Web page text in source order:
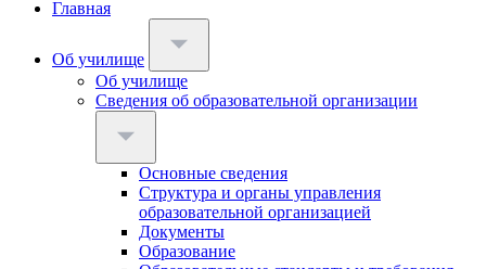
Главная
Об училище
Об училище
Сведения об образовательной организации
Основные сведения
Структура и органы управления
образовательной организацией
Документы
Образование